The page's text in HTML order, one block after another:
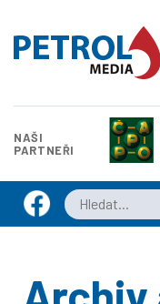
NAŠI
PARTNEŘI